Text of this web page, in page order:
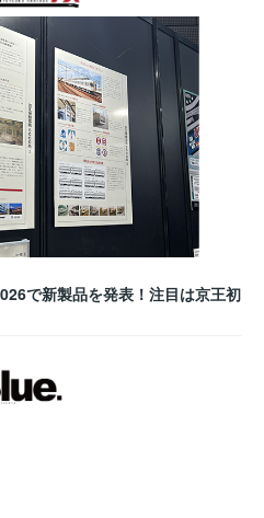
で新製品を発表！注目は京王初